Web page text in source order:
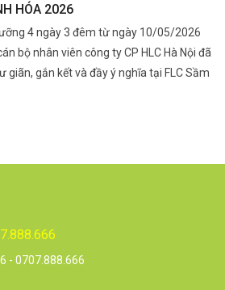
HÓA 2026
4 ngày 3 đêm từ ngày 10/05/2026
bộ nhân viên công ty CP HLC Hà Nội đã
giãn, gắn kết và đầy ý nghĩa tại FLC Sầm
- 0707.888.666